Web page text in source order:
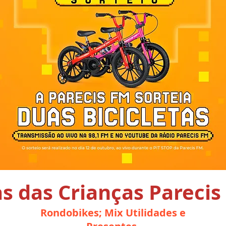
das Crianças Parecis
Rondobikes; Mix Utilidades e